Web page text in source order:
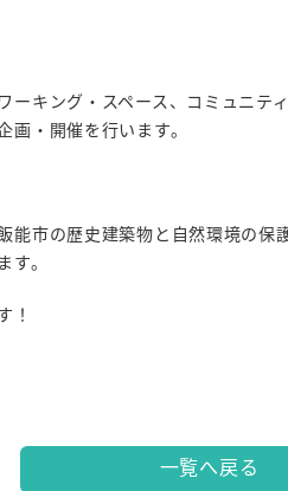
ーキング・スペース、コミュニテ
・開催を行います。
能市の歴史建築物と自然環境の保
。
！
一覧へ戻る